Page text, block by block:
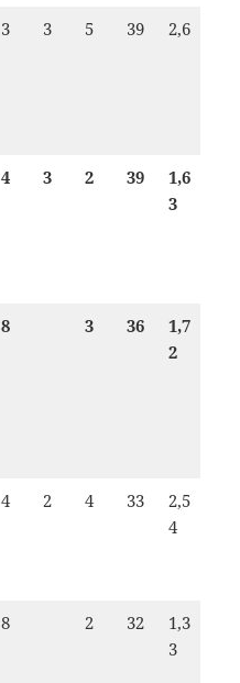
3 3 5 39 2,6
4 3 2 39
1,6
3
8 3 36
1,7
2
4 2 4 33
2,5
4
8 2 32
1,3
3